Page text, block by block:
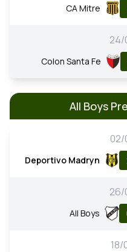
CA Mitre
24/
Colon Santa Fe
All Boys
Deportivo Madryn
26/
All Boys